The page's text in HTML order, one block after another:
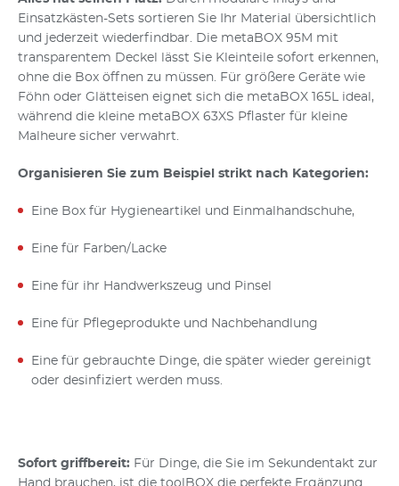
Einsatzkästen-Sets sortieren Sie Ihr Material übersichtlich
und jederzeit wiederfindbar. Die metaBOX 95M mit
transparentem Deckel lässt Sie Kleinteile sofort erkennen,
ohne die Box öffnen zu müssen. Für größere Geräte wie
Föhn oder Glätteisen eignet sich die metaBOX 165L ideal,
während die kleine metaBOX 63XS Pflaster für kleine
Malheure sicher verwahrt.
Organisieren Sie zum Beispiel strikt nach Kategorien:
Eine Box für Hygieneartikel und Einmalhandschuhe,
Eine für Farben/Lacke
Eine für ihr Handwerkszeug und Pinsel
Eine für Pflegeprodukte und Nachbehandlung
Eine für gebrauchte Dinge, die später wieder gereinigt
oder desinfiziert werden muss.
Sofort griffbereit: Für Dinge, die Sie im Sekundentakt zur